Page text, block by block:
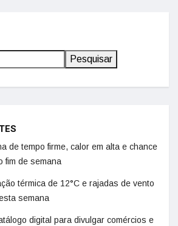
Pesquisar
de tempo firme, calor em alta e chance
fim de semana
térmica de 12°C e rajadas de vento
semana
digital para divulgar comércios e